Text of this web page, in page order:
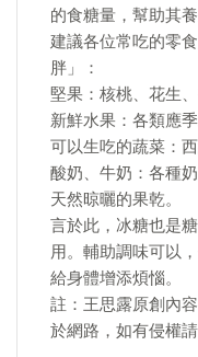
的食糖量，幫助其養
建議各位常吃的零
胖」：
堅果：核桃、花生、
新鮮水果：各類應季
可以生吃的蔬菜：
酸奶、牛奶：各種奶
天然晾曬的果乾。
言於此，冰糖也是
用。輔助調味可以
給身體增添煩惱。
註：王思露原創內
於網路，如有侵權請